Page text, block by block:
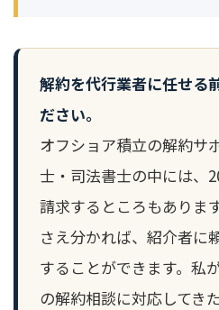
解約を代行業者に任せる
ださい。
オフショア積立の解約サ
士・司法書士の中には、
請求するところもありま
さえ分かれば、紹介者に
することができます。私
の解約相談に対応してき